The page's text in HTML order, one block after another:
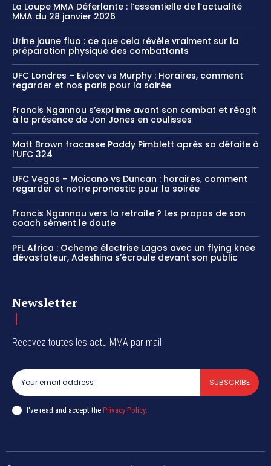
La Loupe MMA Déferlante : l’essentielle de l’actualité
MMA du 28 janvier 2026
Urine jaune fluo : ce que cela révèle vraiment sur la
préparation physique des combattants
UFC Londres – Evloev vs Murphy : Horaires, comment
regarder et nos paris pour la soirée
Francis Ngannou s’exprime avant son combat et réagit
à la présence de Jon Jones en coulisses
Matt Brown fracasse Paddy Pimblett après sa défaite à
l’UFC 324
UFC Vegas – Moicano vs Duncan : horaires, comment
regarder et notre pronostic pour la soirée
Francis Ngannou vers la retraite ? Les propos de son
coach sèment le doute
PFL Africa : Ocheme électrise Lagos avec un flying knee
dévastateur, Adeshina s’écroule devant son public
Newsletter
Recevez toutes les actu MMA par mail
SUBSCRIBE
I've read and accept the Privacy Policy.